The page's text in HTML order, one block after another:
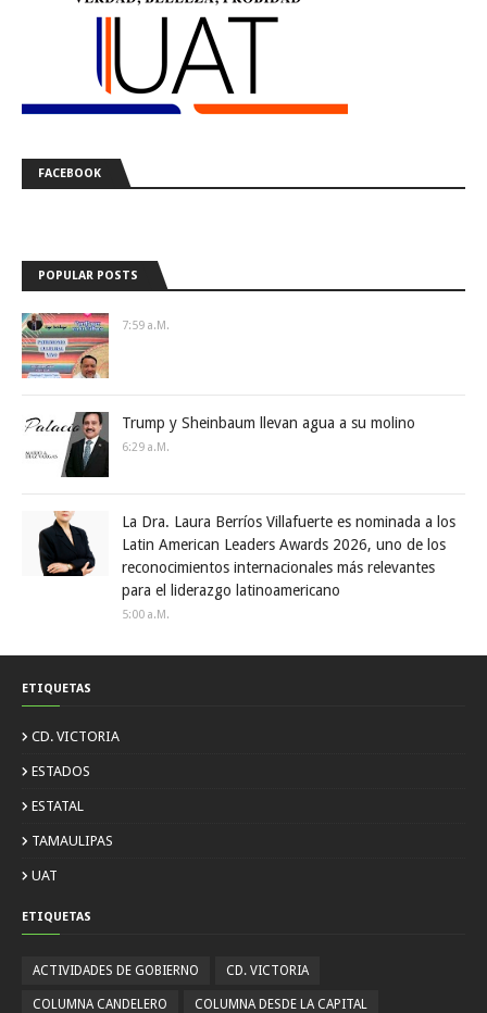
FACEBOOK
POPULAR POSTS
7:59 A.m.
Trump y Sheinbaum llevan agua a su molino
6:29 A.m.
La Dra. Laura Berríos Villafuerte es nominada a los
Latin American Leaders Awards 2026, uno de los
reconocimientos internacionales más relevantes
para el liderazgo latinoamericano
5:00 A.m.
ETIQUETAS
CD. VICTORIA
ESTADOS
ESTATAL
TAMAULIPAS
UAT
ETIQUETAS
ACTIVIDADES DE GOBIERNO CD. VICTORIA
COLUMNA CANDELERO COLUMNA DESDE LA CAPITAL